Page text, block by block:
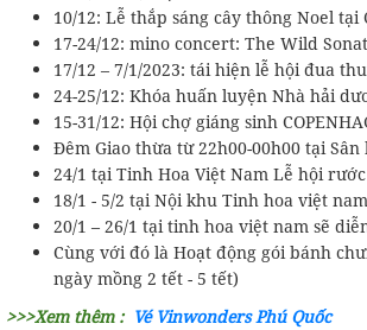
10/12: Lễ thắp sáng cây thông Noel
17-24/12: mino concert: The Wild
17/12 – 7/1/2023: tái hiện lễ hội đua
24-25/12: Khóa huấn luyện Nhà hải
15-31/12: Hội chợ giáng sinh
Đêm Giao thừa từ 22h00-00h00 tại
24/1 tại Tinh Hoa Việt Nam Lễ hội
18/1 - 5/2 tại Nội khu Tinh hoa việt
20/1 – 26/1 tại tinh hoa việt nam sẽ
Cùng với đó là Hoạt động gói bánh
ngày mồng 2 tết - 5 tết)
>>>Xem thêm : Vé Vinwonders Phú Quốc